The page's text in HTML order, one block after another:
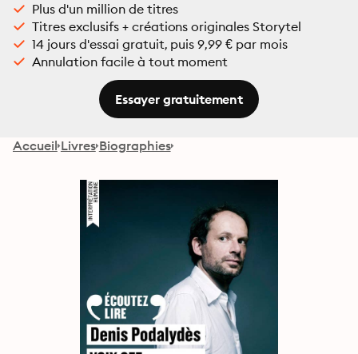
Plus d'un million de titres
Titres exclusifs + créations originales Storytel
14 jours d'essai gratuit, puis 9,99 € par mois
Annulation facile à tout moment
Essayer gratuitement
Accueil Livres Biographies